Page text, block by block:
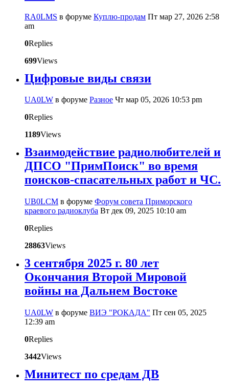
RA0LMS в форуме Куплю-продам Пт мар 27, 2026 2:58
am
0Replies
699Views
Цифровые виды связи
UA0LW в форуме Разное Чт мар 05, 2026 10:53 pm
0Replies
1189Views
Взаимодействие радиолюбителей и
ДПСО "ПримПоиск" во время
поисков-спасательных работ и ЧС.
UB0LCM в форуме Форум совета Приморского
краевого радиоклуба Вт дек 09, 2025 10:10 am
0Replies
28863Views
3 сентября 2025 г. 80 лет
Окончания Второй Мировой
войны на Дальнем Востоке
UA0LW в форуме ВИЭ "РОКАДА" Пт сен 05, 2025
12:39 am
0Replies
3442Views
Минитест по средам ДВ